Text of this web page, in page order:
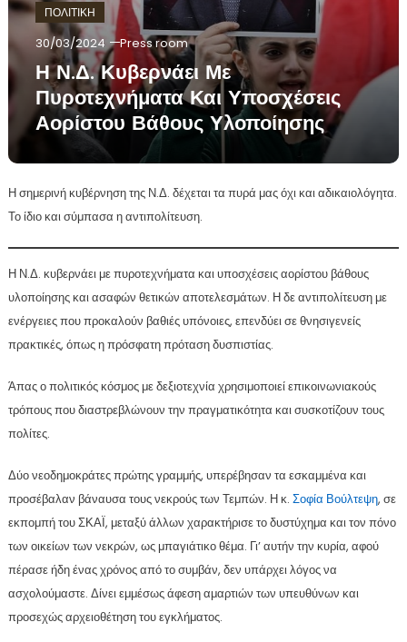
ΠΟΛΙΤΙΚΗ
30/03/2024 Press room
Η Ν.Δ. Κυβερνάει Με
Πυροτεχνήματα Και Υποσχέσεις
Αορίστου Βάθους Υλοποίησης
Η σημερινή κυβέρνηση της Ν.Δ. δέχεται τα πυρά μας όχι και αδικαιολόγητα.
Το ίδιο και σύμπασα η αντιπολίτευση.
Η Ν.Δ. κυβερνάει με πυροτεχνήματα και υποσχέσεις αορίστου βάθους
υλοποίησης και ασαφών θετικών αποτελεσμάτων. Η δε αντιπολίτευση με
ενέργειες που προκαλούν βαθιές υπόνοιες, επενδύει σε θνησιγενείς
πρακτικές, όπως η πρόσφατη πρόταση δυσπιστίας.
Άπας ο πολιτικός κόσμος με δεξιοτεχνία χρησιμοποιεί επικοινωνιακούς
τρόπους που διαστρεβλώνουν την πραγματικότητα και συσκοτίζουν τους
πολίτες.
Δύο νεοδημοκράτες πρώτης γραμμής, υπερέβησαν τα εσκαμμένα και
προσέβαλαν βάναυσα τους νεκρούς των Τεμπών. Η κ. Σοφία Βούλτεψη, σε
εκπομπή του ΣΚΑΪ, μεταξύ άλλων χαρακτήρισε το δυστύχημα και τον πόνο
των οικείων των νεκρών, ως μπαγιάτικο θέμα. Γι’ αυτήν την κυρία, αφού
πέρασε ήδη ένας χρόνος από το συμβάν, δεν υπάρχει λόγος να
ασχολούμαστε. Δίνει εμμέσως άφεση αμαρτιών των υπευθύνων και
προσεχώς αρχειοθέτηση του εγκλήματος.